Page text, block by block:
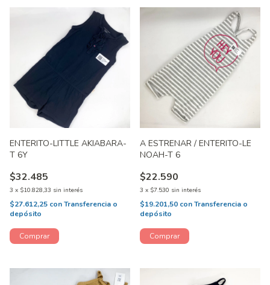
ENTERITO-LITTLE AKIABARA-
T 6Y
$32.485
3 x $10.828,33 sin interés
$27.612,25 conTransferencia o
depósito
A ESTRENAR / ENTERITO-LE
NOAH-T 6
$22.590
3 x $7.530 sin interés
$19.201,50 conTransferencia o
depósito